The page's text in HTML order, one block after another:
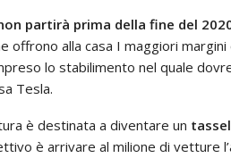
partirà prima della fine del
offrono alla casa I maggiori margini
lo stabilimento nel quale
Tesla.
è destinata a diventare un
è arrivare al milione di vetture